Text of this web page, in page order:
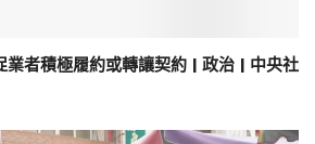
者積極履約或轉讓契約 | 政治 | 中央社